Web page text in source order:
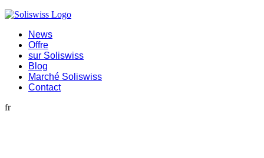
News
Offre
sur Soliswiss
Blog
Marché Soliswiss
Contact
fr